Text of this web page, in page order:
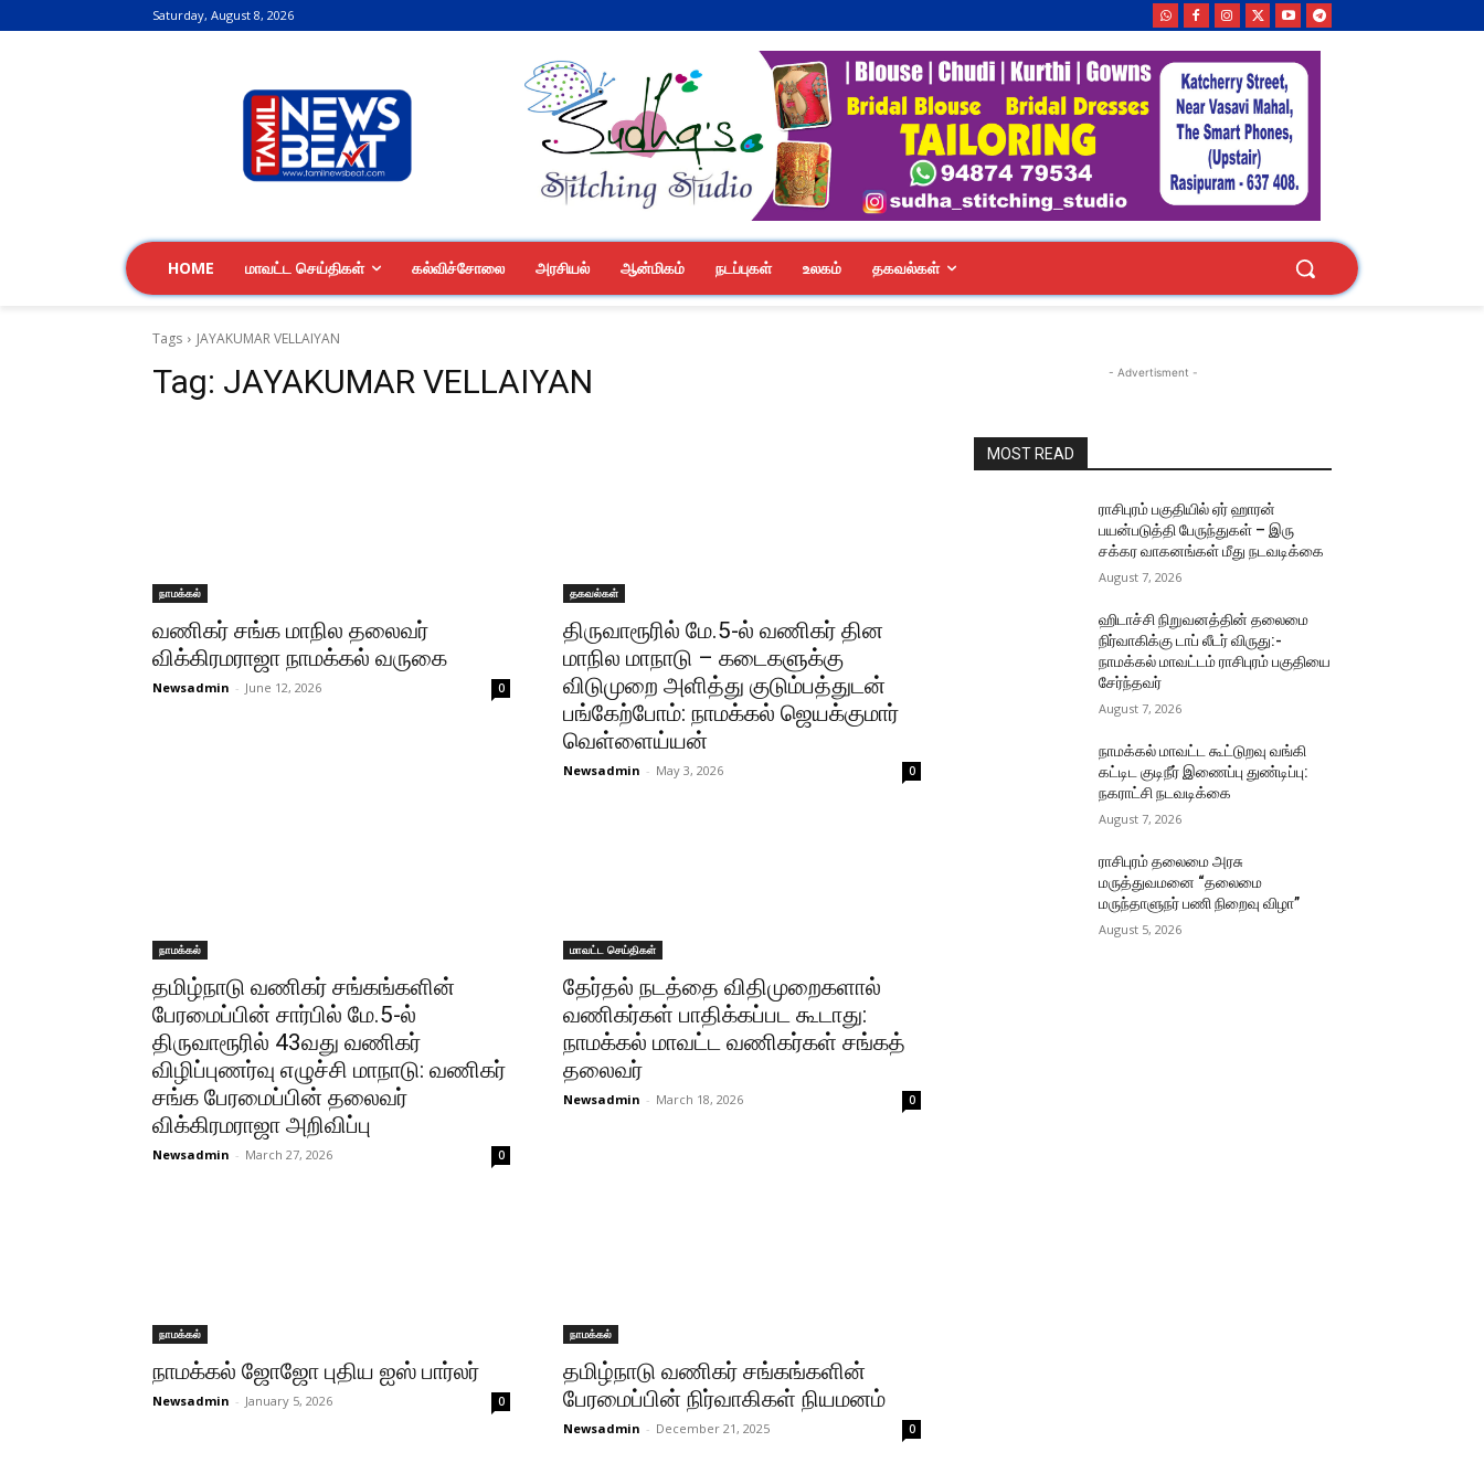
Saturday, August 8, 2026
HOME மாவட்ட செய்திகள் கல்விச்சோலை அரசியல் ஆன்மிகம் நடப்புகள் உலகம் தகவல்கள்
Tags JAYAKUMAR VELLAIYAN
Tag: JAYAKUMAR VELLAIYAN
நாமக்கல்
வணிகர் சங்க மாநில தலைவர்
விக்கிரமராஜா நாமக்கல் வருகை
Newsadmin - June 12, 2026 0
தகவல்கள்
திருவாரூரில் மே.5-ல் வணிகர் தின
மாநில மாநாடு – கடைகளுக்கு
விடுமுறை அளித்து குடும்பத்துடன்
பங்கேற்போம்: நாமக்கல் ஜெயக்குமார்
வெள்ளைய்யன்
Newsadmin - May 3, 2026 0
நாமக்கல்
தமிழ்நாடு வணிகர் சங்கங்களின்
பேரமைப்பின் சார்பில் மே.5-ல்
திருவாரூரில் 43வது வணிகர்
விழிப்புணர்வு எழுச்சி மாநாடு: வணிகர்
சங்க பேரமைப்பின் தலைவர்
விக்கிரமராஜா அறிவிப்பு
Newsadmin - March 27, 2026 0
மாவட்ட செய்திகள்
தேர்தல் நடத்தை விதிமுறைகளால்
வணிகர்கள் பாதிக்கப்பட கூடாது:
நாமக்கல் மாவட்ட வணிகர்கள் சங்கத்
தலைவர்
Newsadmin - March 18, 2026 0
நாமக்கல்
நாமக்கல் ஜோஜோ புதிய ஐஸ் பார்லர்
Newsadmin - January 5, 2026 0
நாமக்கல்
தமிழ்நாடு வணிகர் சங்கங்களின்
பேரமைப்பின் நிர்வாகிகள் நியமனம்
Newsadmin - December 21, 2025 0
- Advertisment -
MOST READ
ராசிபுரம் பகுதியில் ஏர் ஹாரன்
பயன்படுத்தி பேருந்துகள் – இரு
சக்கர வாகனங்கள் மீது நடவடிக்கை
August 7, 2026
ஹிடாச்சி நிறுவனத்தின் தலைமை
நிர்வாகிக்கு டாப் லீடர் விருது:-
நாமக்கல் மாவட்டம் ராசிபுரம் பகுதியை
சேர்ந்தவர்
August 7, 2026
நாமக்கல் மாவட்ட கூட்டுறவு வங்கி
கட்டிட குடிநீர் இணைப்பு துண்டிப்பு:
நகராட்சி நடவடிக்கை
August 7, 2026
ராசிபுரம் தலைமை அரசு
மருத்துவமனை “தலைமை
மருந்தாளுநர் பணி நிறைவு விழா”
August 5, 2026